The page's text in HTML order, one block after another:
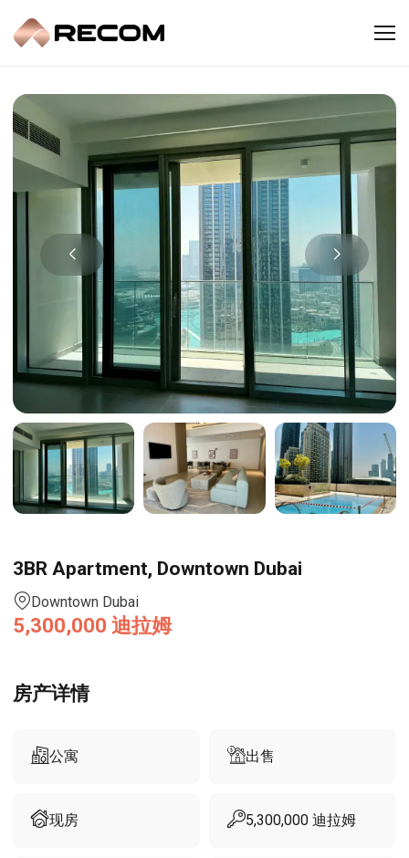
3BR Apartment, Downtown Dubai
Downtown Dubai
5,300,000 迪拉姆
房产详情
公寓 出售
现房 5,300,000 迪拉姆